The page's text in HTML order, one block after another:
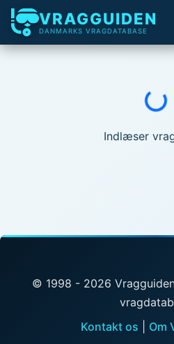
VRAGGUIDEN
DANMARKS VRAGDATABASE
Indlæser
© 1998 - 2026
Kontakt os
Om